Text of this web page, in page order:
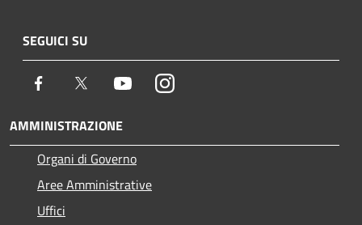
SEGUICI SU
Facebook Twitter YoutubeInstagram
AMMINISTRAZIONE
Organi di Governo
Aree Amministrative
Uffici